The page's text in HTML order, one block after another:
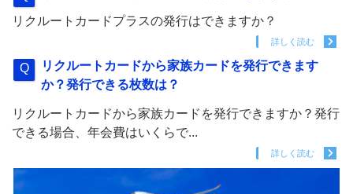
リクルートカードプラスの発行はできますか？
詳しく読む
リクルートカードから家族カードを発行できます
か？発行できる枚数は？
リクルートカードから家族カードを発行できますか？発行
できる場合、年会費はいくらで...
詳しく読む